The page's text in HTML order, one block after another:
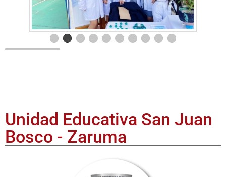
Unidad Educativa San Juan
Bosco - Zaruma